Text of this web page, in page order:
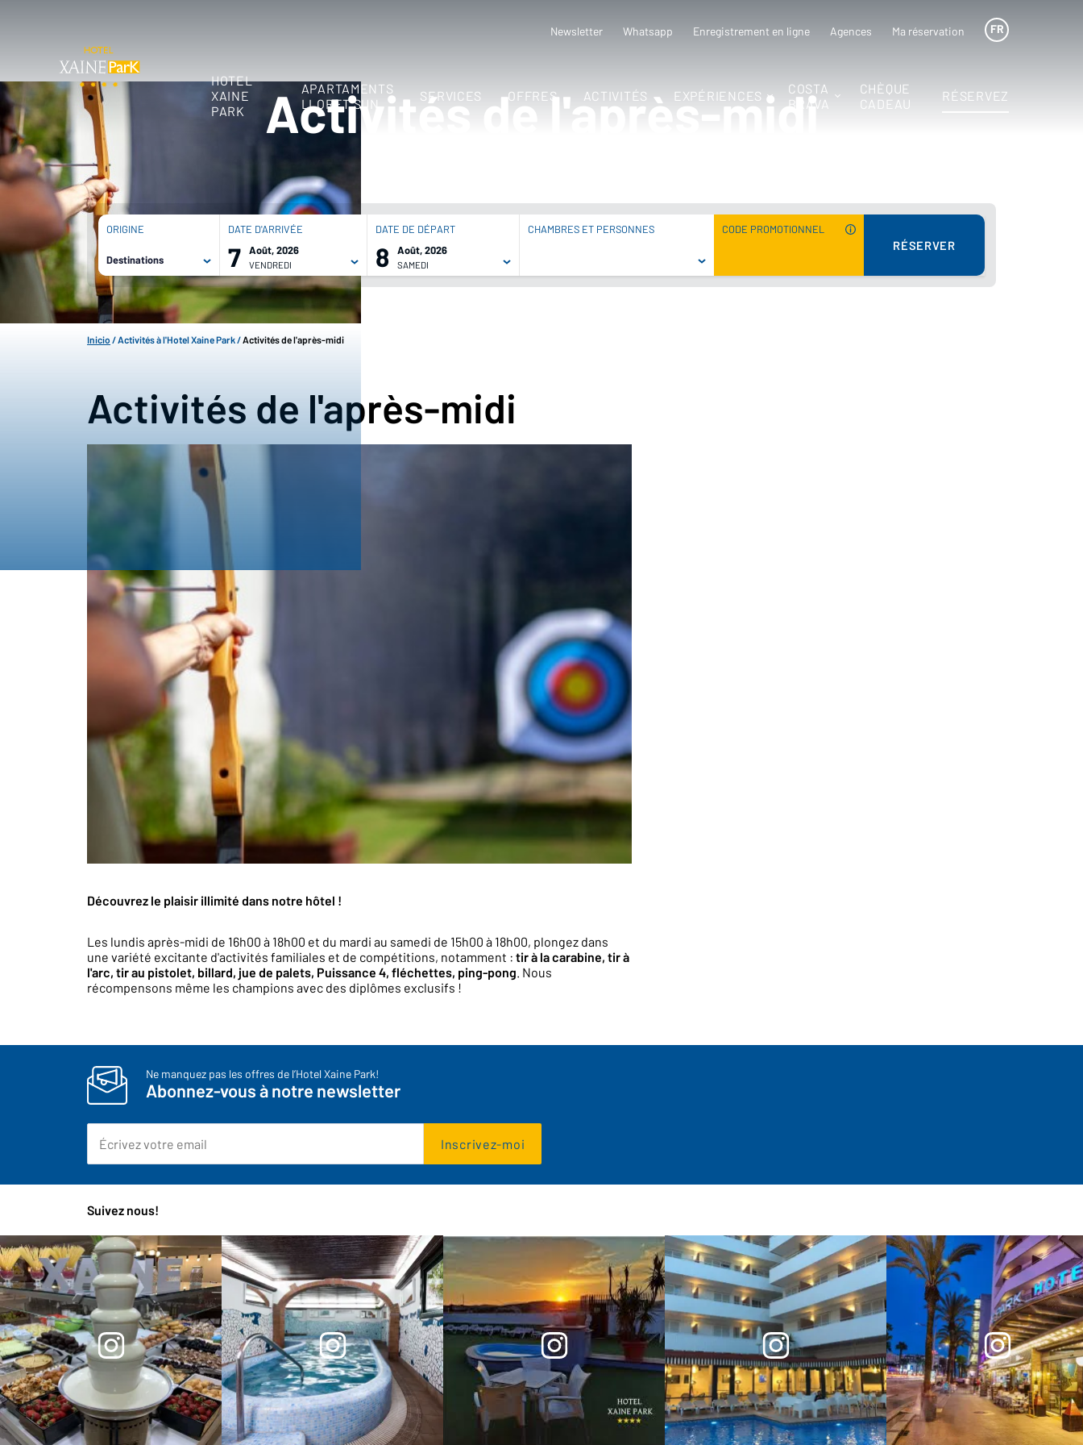
Newsletter Whatsapp Enregistrement en ligne Agences Ma réservation FR
HOTEL
XAINE
PARK
APARTAMENTS
LLORET SUN
SERVICES OFFRES ACTIVITÉS EXPÉRIENCES
COSTA
BRAVA
CHÈQUE
CADEAU
RÉSERVEZ
Activités de l'après-midi
ORIGINE
Destinations
DATE D'ARRIVÉE
7 Août, 2026
VENDREDI
DATE DE DÉPART
8 Août, 2026
SAMEDI
CHAMBRES ET PERSONNES CODE PROMOTIONNEL
RÉSERVER
7 août, 2026 8 août, 2026
Inicio /Activités à l'Hotel Xaine Park/Activités de l'après-midi
Activités de l'après-midi
Découvrez le plaisir illimité dans notre hôtel !
Les lundis après-midi de 16h00 à 18h00 et du mardi au samedi de 15h00 à 18h00, plongez dans
une variété excitante d'activités familiales et de compétitions, notamment : tir à la carabine, tir à
l'arc, tir au pistolet, billard, jue de palets, Puissance 4, fléchettes, ping-pong. Nous
récompensons même les champions avec des diplômes exclusifs !
Ne manquez pas les offres de l’Hotel Xaine Park!
Abonnez-vous à notre newsletter
Inscrivez-moi
Suivez nous!